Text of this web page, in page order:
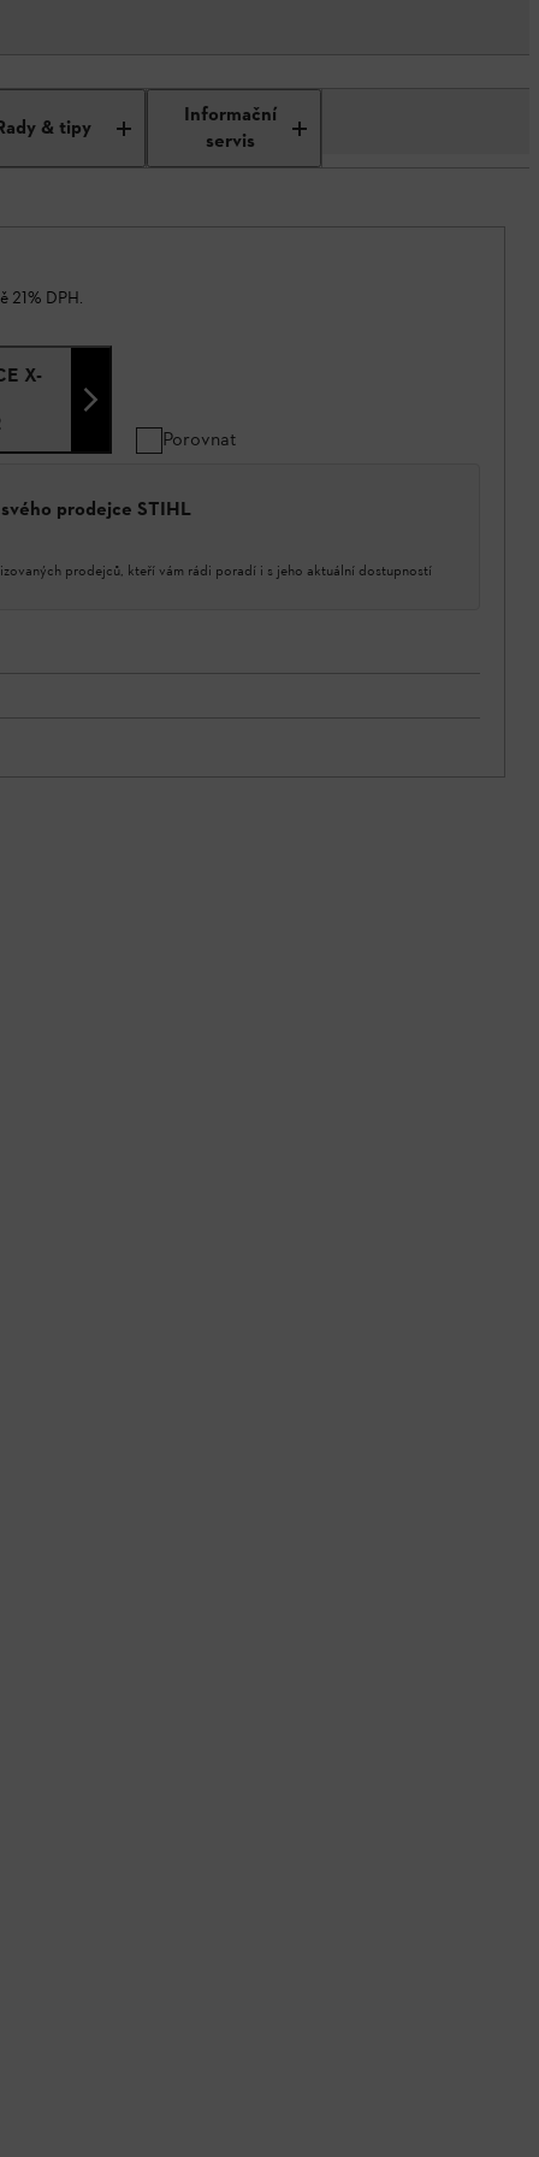
& tipy
Informační
servis
21% DPH.
X-
Porovnat
prodejce STIHL
prodejců, kteří vám rádi poradí i s jeho aktuální dostupností